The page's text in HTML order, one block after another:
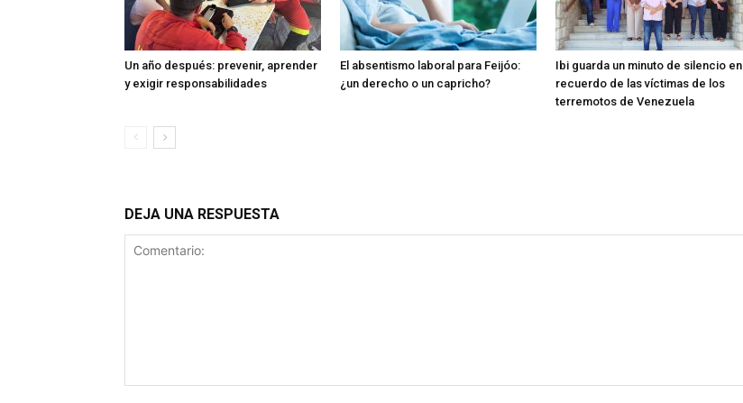
Un año después: prevenir, aprender
y exigir responsabilidades
El absentismo laboral para Feijóo:
¿un derecho o un capricho?
Ibi guarda un minuto de silencio en
recuerdo de las víctimas de los
terremotos de Venezuela
DEJA UNA RESPUESTA